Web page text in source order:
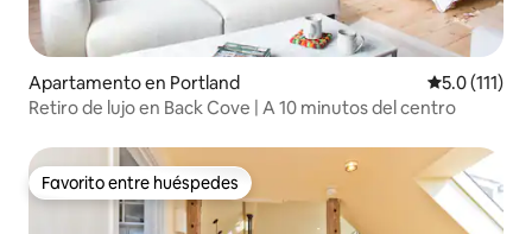
Apartamento en Portland Calificación
5.0 (111)
Retiro de lujo en Back Cove | A 10 minutos del centro
Favorito entre huéspedes
Favorito entre huéspedes